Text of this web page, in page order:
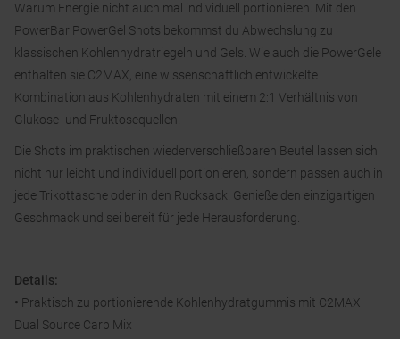
Warum Energie nicht auch mal individuell portionieren. Mit den
PowerBar PowerGel Shots bekommst du Abwechslung zu
klassischen Kohlenhydratriegeln und Gels. Wie auch die PowerGele
enthalten sie C2MAX, eine wissenschaftlich entwickelte
Kombination aus Kohlenhydraten mit einem 2:1 Verhältnis von
Glukose- und Fruktosequellen.
Die Shots im praktischen wiederverschließbaren Beutel lassen sich
nicht nur leicht und individuell portionieren, sondern passen auch in
jede Trikottasche oder in den Rucksack. Genieße den einzigartigen
Geschmack und sei bereit für jede Herausforderung.
Details:
• Praktisch zu portionierende Kohlenhydratgummis mit C2MAX
Dual Source Carb Mix